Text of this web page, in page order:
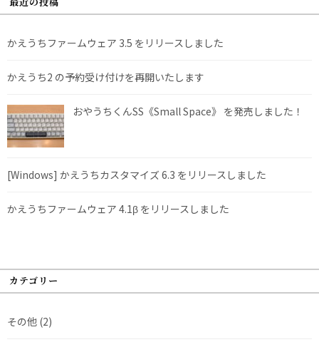
かえうちファームウェア 3.5 をリリースしました
かえうち2 の予約受け付けを再開いたします
おやうちくんSS《Small Space》 を発売しました！
[Windows] かえうちカスタマイズ 6.3 をリリースしました
かえうちファームウェア 4.1β をリリースしました
カテゴリー
その他 (2)